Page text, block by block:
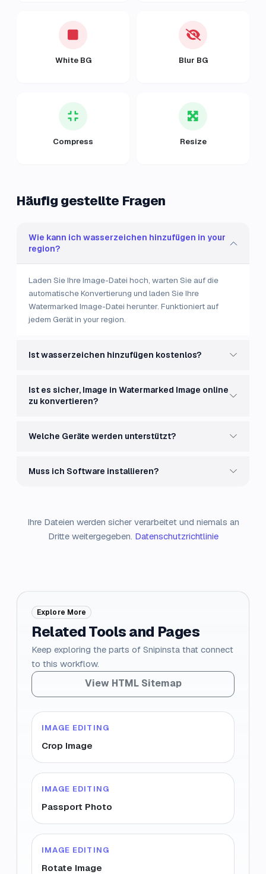
White BG Blur BG
Compress Resize
Häufig gestellte Fragen
Wie kann ich wasserzeichen hinzufügen in your
region?
Laden Sie Ihre Image-Datei hoch, warten Sie auf die
automatische Konvertierung und laden Sie Ihre
Watermarked Image-Datei herunter. Funktioniert auf
jedem Gerät in your region.
Ist wasserzeichen hinzufügen kostenlos?
Ist es sicher, Image in Watermarked Image online
zu konvertieren?
Welche Geräte werden unterstützt?
Muss ich Software installieren?
Ihre Dateien werden sicher verarbeitet und niemals an
Dritte weitergegeben. Datenschutzrichtlinie
Explore More
Related Tools and Pages
Keep exploring the parts of Snipinsta that connect
to this workflow.
View HTML Sitemap
IMAGE EDITING
Crop Image
IMAGE EDITING
Passport Photo
IMAGE EDITING
Rotate Image